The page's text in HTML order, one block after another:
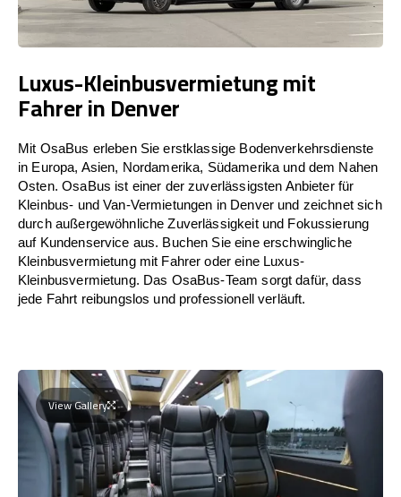
Luxus-Kleinbusvermietung mit
Fahrer in Denver
Mit OsaBus erleben Sie erstklassige Bodenverkehrsdienste
in Europa, Asien, Nordamerika, Südamerika und dem Nahen
Osten. OsaBus ist einer der zuverlässigsten Anbieter für
Kleinbus- und Van-Vermietungen in Denver und zeichnet sich
durch außergewöhnliche Zuverlässigkeit und Fokussierung
auf Kundenservice aus. Buchen Sie eine erschwingliche
Kleinbusvermietung mit Fahrer oder eine Luxus-
Kleinbusvermietung. Das OsaBus-Team sorgt dafür, dass
jede Fahrt reibungslos und professionell verläuft.
View Gallery